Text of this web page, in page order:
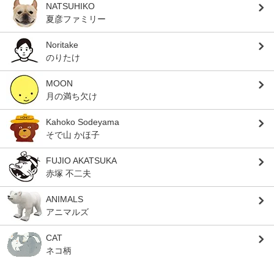
NATSUHIKO
夏彦ファミリー
Noritake
のりたけ
MOON
月の満ち欠け
Kahoko Sodeyama
そで山 かほ子
FUJIO AKATSUKA
赤塚 不二夫
ANIMALS
アニマルズ
CAT
ネコ柄